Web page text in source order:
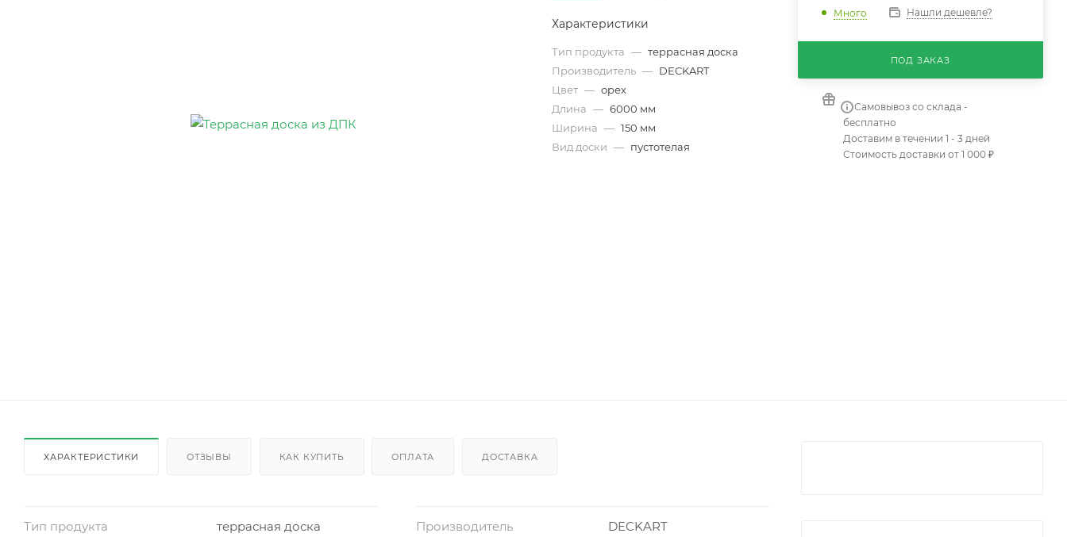
Характеристики
Тип продукта — террасная доска
Производитель — DECKART
Цвет — орех
Длина — 6000 мм
Ширина — 150 мм
Вид доски — пустотелая
Много Нашли дешевле?
ПОД ЗАКАЗ
Самовывоз со склада -
бесплатно
Доставим в течении 1 - 3 дней
Стоимость доставки от 1 000 ₽
ХАРАКТЕРИСТИКИ ОТЗЫВЫ КАК КУПИТЬ ОПЛАТА ДОСТАВКА
Тип продукта террасная доска Производитель DECKART